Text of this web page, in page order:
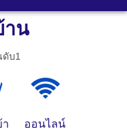
าน
บ1
า ออนไลน์